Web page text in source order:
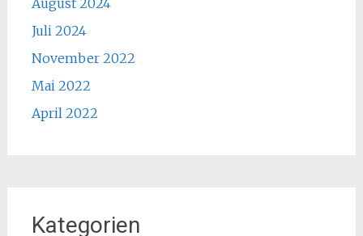
August 2024
Juli 2024
November 2022
Mai 2022
April 2022
Kategorien